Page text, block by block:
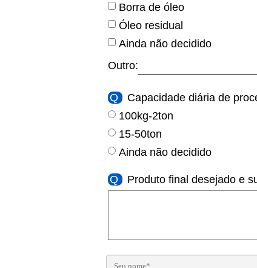
Borra de óleo
Óleo residual
Ainda não decidido
Outro:
Q
Capacidade diária de
100kg-2ton
15-50ton
Ainda não decidido
Q Produto final desejado e